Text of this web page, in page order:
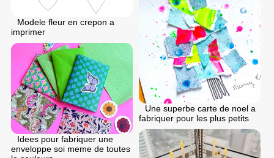
Modele fleur en crepon a
imprimer
Une superbe carte de noel a
fabriquer pour les plus petits
Idees pour fabriquer une
enveloppe soi meme de toutes